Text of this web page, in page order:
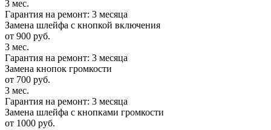
3 мес.
Гарантия на ремонт: 3 месяца
Замена шлейфа с кнопкой включения
от 900 руб.
3 мес.
Гарантия на ремонт: 3 месяца
Замена кнопок громкости
от 700 руб.
3 мес.
Гарантия на ремонт: 3 месяца
Замена шлейфа с кнопками громкости
от 1000 руб.